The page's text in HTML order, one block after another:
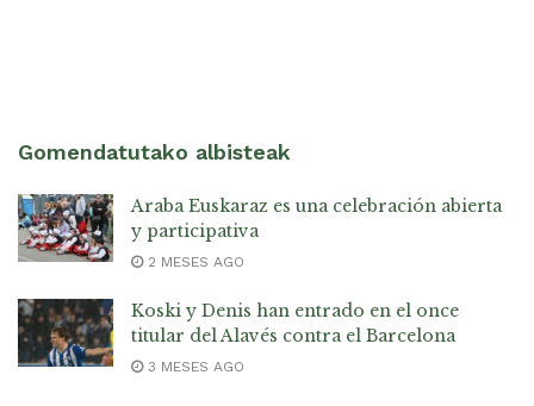
Gomendatutako albisteak
Araba Euskaraz es una celebración abierta
y participativa
2 MESES AGO
Koski y Denis han entrado en el once
titular del Alavés contra el Barcelona
3 MESES AGO